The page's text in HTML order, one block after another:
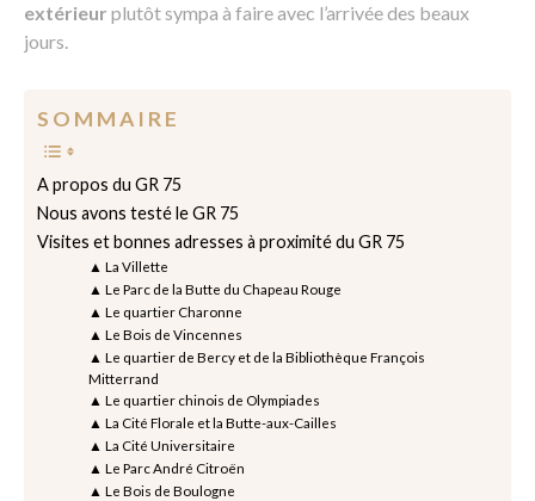
extérieur plutôt sympa à faire avec l’arrivée des beaux
jours.
S O M M A I R E
A propos du GR 75
Nous avons testé le GR 75
Visites et bonnes adresses à proximité du GR 75
▲ La Villette
▲ Le Parc de la Butte du Chapeau Rouge
▲ Le quartier Charonne
▲ Le Bois de Vincennes
▲ Le quartier de Bercy et de la Bibliothèque François
Mitterrand
▲ Le quartier chinois de Olympiades
▲ La Cité Florale et la Butte-aux-Cailles
▲ La Cité Universitaire
▲ Le Parc André Citroën
▲ Le Bois de Boulogne